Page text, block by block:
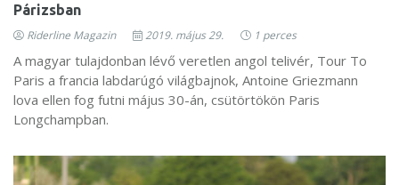
Párizsban
Riderline Magazin 2019. május 29. 1 perces
A magyar tulajdonban lévő veretlen angol telivér, Tour To
Paris a francia labdarúgó világbajnok, Antoine Griezmann
lova ellen fog futni május 30-án, csütörtökön Paris
Longchampban.